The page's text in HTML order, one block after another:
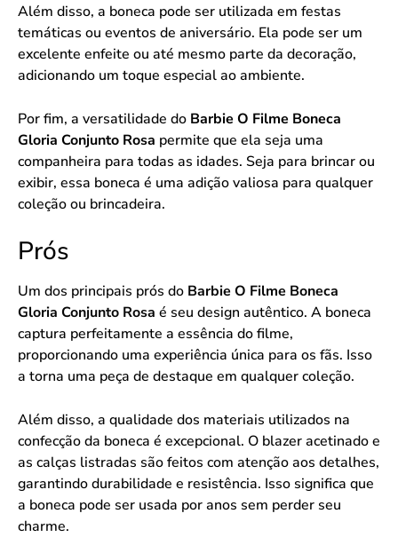
Além disso, a boneca pode ser utilizada em festas
temáticas ou eventos de aniversário. Ela pode ser um
excelente enfeite ou até mesmo parte da decoração,
adicionando um toque especial ao ambiente.
Por fim, a versatilidade do Barbie O Filme Boneca
Gloria Conjunto Rosa permite que ela seja uma
companheira para todas as idades. Seja para brincar ou
exibir, essa boneca é uma adição valiosa para qualquer
coleção ou brincadeira.
Prós
Um dos principais prós do Barbie O Filme Boneca
Gloria Conjunto Rosa é seu design autêntico. A boneca
captura perfeitamente a essência do filme,
proporcionando uma experiência única para os fãs. Isso
a torna uma peça de destaque em qualquer coleção.
Além disso, a qualidade dos materiais utilizados na
confecção da boneca é excepcional. O blazer acetinado e
as calças listradas são feitos com atenção aos detalhes,
garantindo durabilidade e resistência. Isso significa que
a boneca pode ser usada por anos sem perder seu
charme.